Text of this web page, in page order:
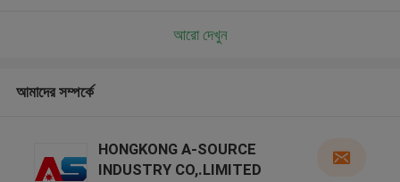
আরো দেখুন
আমাদের সম্পর্কে
HONGKONG A-SOURCE
INDUSTRY CO,.LIMITED